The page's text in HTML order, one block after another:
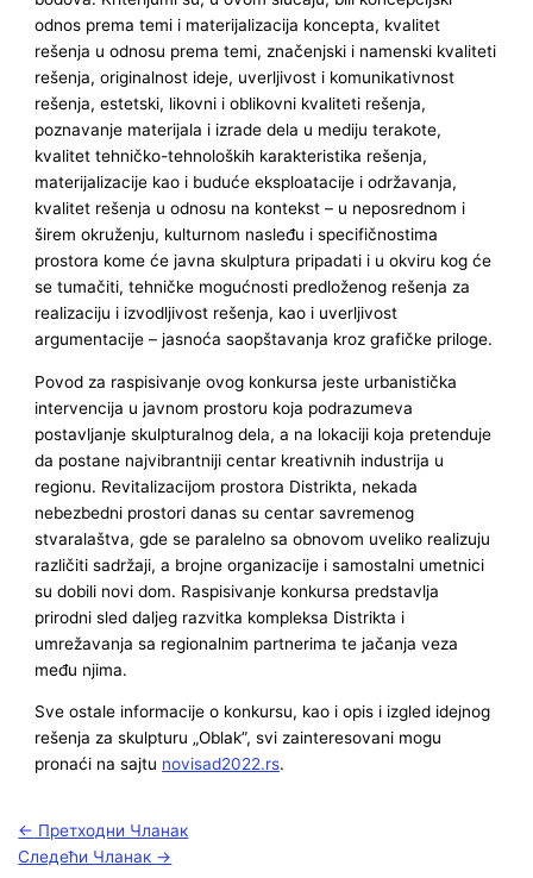
odnos prema temi i materijalizacija koncepta, kvalitet
rešenja u odnosu prema temi, značenjski i namenski kvaliteti
rešenja, originalnost ideje, uverljivost i komunikativnost
rešenja, estetski, likovni i oblikovni kvaliteti rešenja,
poznavanje materijala i izrade dela u mediju terakote,
kvalitet tehničko-tehnoloških karakteristika rešenja,
materijalizacije kao i buduće eksploatacije i održavanja,
kvalitet rešenja u odnosu na kontekst – u neposrednom i
širem okruženju, kulturnom nasleđu i specifičnostima
prostora kome će javna skulptura pripadati i u okviru kog će
se tumačiti, tehničke mogućnosti predloženog rešenja za
realizaciju i izvodljivost rešenja, kao i uverljivost
argumentacije – jasnoća saopštavanja kroz grafičke priloge.
Povod za raspisivanje ovog konkursa jeste urbanistička
intervencija u javnom prostoru koja podrazumeva
postavljanje skulpturalnog dela, a na lokaciji koja pretenduje
da postane najvibrantniji centar kreativnih industrija u
regionu. Revitalizacijom prostora Distrikta, nekada
nebezbedni prostori danas su centar savremenog
stvaralaštva, gde se paralelno sa obnovom uveliko realizuju
različiti sadržaji, a brojne organizacije i samostalni umetnici
su dobili novi dom. Raspisivanje konkursa predstavlja
prirodni sled daljeg razvitka kompleksa Distrikta i
umrežavanja sa regionalnim partnerima te jačanja veza
među njima.
Sve ostale informacije o konkursu, kao i opis i izgled idejnog
rešenja za skulpturu „Oblak”, svi zainteresovani mogu
pronaći na sajtu novisad2022.rs.
← Претходни Чланак
Следећи Чланак →